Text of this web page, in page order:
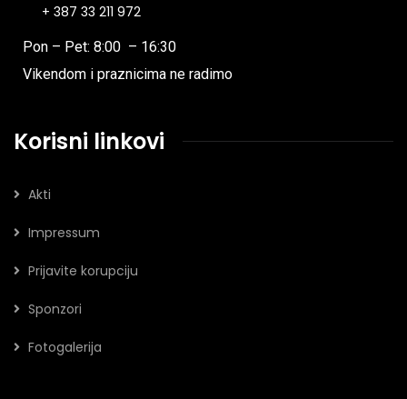
+ 387 33 211 972
Pon – Pet: 8:00 – 16:30
Vikendom i praznicima ne radimo
Korisni linkovi
Akti
Impressum
Prijavite korupciju
Sponzori
Fotogalerija